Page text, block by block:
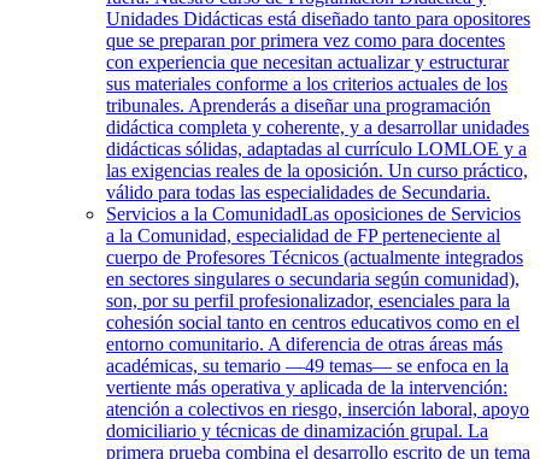
Unidades Didácticas está diseñado tanto para opositores
que se preparan por primera vez como para docentes
con experiencia que necesitan actualizar y estructurar
sus materiales conforme a los criterios actuales de los
tribunales. Aprenderás a diseñar una programación
didáctica completa y coherente, y a desarrollar unidades
didácticas sólidas, adaptadas al currículo LOMLOE y a
las exigencias reales de la oposición. Un curso práctico,
válido para todas las especialidades de Secundaria.
Servicios a la ComunidadLas oposiciones de Servicios
a la Comunidad, especialidad de FP perteneciente al
cuerpo de Profesores Técnicos (actualmente integrados
en sectores singulares o secundaria según comunidad),
son, por su perfil profesionalizador, esenciales para la
cohesión social tanto en centros educativos como en el
entorno comunitario. A diferencia de otras áreas más
académicas, su temario —49 temas— se enfoca en la
vertiente más operativa y aplicada de la intervención:
atención a colectivos en riesgo, inserción laboral, apoyo
domiciliario y técnicas de dinamización grupal. La
primera prueba combina el desarrollo escrito de un tema